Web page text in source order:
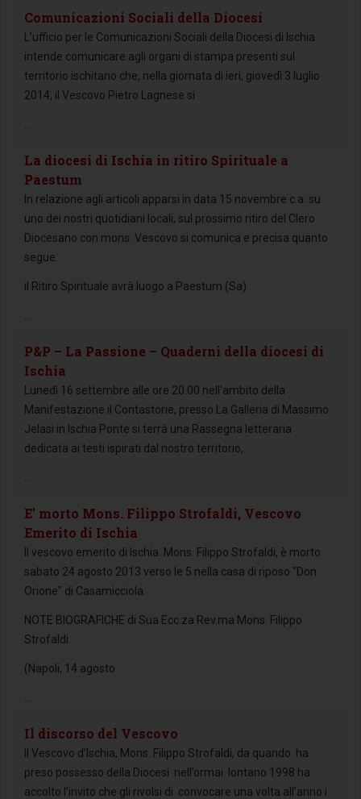
Comunicazioni Sociali della Diocesi
L’ufficio per le Comunicazioni Sociali della Diocesi di Ischia
intende comunicare agli organi di stampa presenti sul
territorio ischitano che, nella giornata di ieri, giovedì 3 luglio
2014, il Vescovo Pietro Lagnese si
La diocesi di Ischia in ritiro Spirituale a
Paestum
In relazione agli articoli apparsi in data 15 novembre c.a. su
uno dei nostri quotidiani locali, sul prossimo ritiro del Clero
Diocesano con mons. Vescovo si comunica e precisa quanto
segue:
il Ritiro Spirituale avrà luogo a Paestum (Sa)
P&P – La Passione – Quaderni della diocesi di
Ischia
Lunedì 16 settembre alle ore 20.00 nell'ambito della
Manifestazione il Contastorie, presso La Galleria di Massimo
Jelasi in Ischia Ponte si terrà una Rassegna letteraria
dedicata ai testi ispirati dal nostro territorio,
E' morto Mons. Filippo Strofaldi, Vescovo
Emerito di Ischia
Il vescovo emerito di Ischia. Mons. Filippo Strofaldi, è morto
sabato 24 agosto 2013 verso le 5 nella casa di riposo "Don
Orione" di Casamicciola.
NOTE BIOGRAFICHE di Sua Ecc.za Rev.ma Mons. Filippo
Strofaldi
(Napoli, 14 agosto
Il discorso del Vescovo
Il Vescovo d’Ischia, Mons. Filippo Strofaldi, da quando ha
preso possesso della Diocesi nell’ormai lontano 1998 ha
accolto l’invito che gli rivolsi di convocare una volta all’anno i